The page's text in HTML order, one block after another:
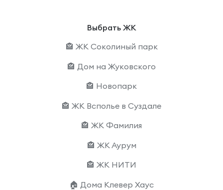
Выбрать ЖК
🏤 ЖК Соколиный парк
🏤 Дом на Жуковского
🏤 Новопарк
🏤 ЖК Всполье в Суздале
🏤 ЖК Фамилия
🏤 ЖК Аурум
🏤 ЖК НИТИ
🏠 Дома Клевер Хаус